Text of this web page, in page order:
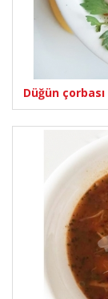
Düğün çorbası